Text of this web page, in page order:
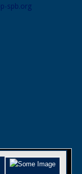
spb.org